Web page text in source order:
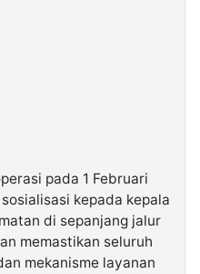
pada 1 Februari
kepada kepala
di sepanjang jalur
memastikan seluruh
mekanisme layanan